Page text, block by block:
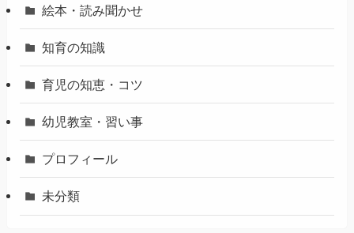
絵本・読み聞かせ
知育の知識
育児の知恵・コツ
幼児教室・習い事
プロフィール
未分類